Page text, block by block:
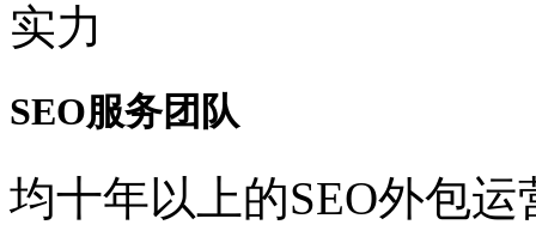
实力
SEO服务团队
均十年以上的SEO外包运